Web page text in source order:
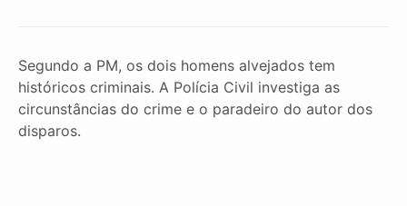
Segundo a PM, os dois homens alvejados tem
históricos criminais. A Polícia Civil investiga as
circunstâncias do crime e o paradeiro do autor dos
disparos.